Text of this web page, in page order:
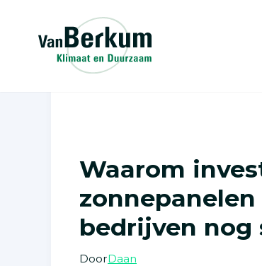
hoofdinhoud
Home
Home»Blog»
Waarom
zonnepanelen
bedrijven nog
DoorDaan